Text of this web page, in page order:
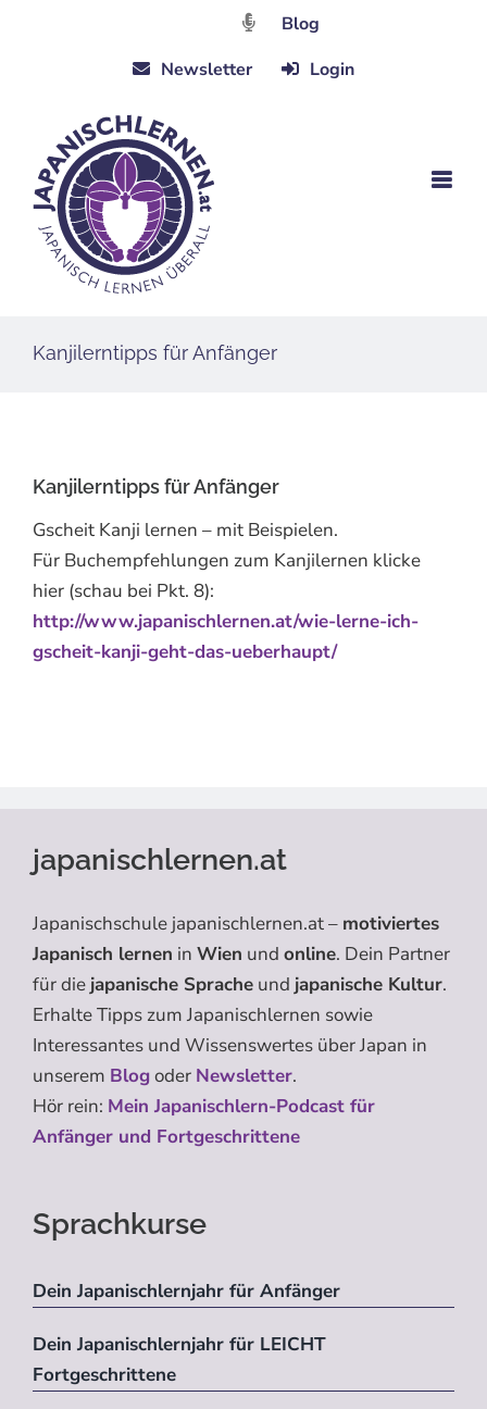
Blog
Newsletter
Login
Kanjilerntipps für Anfänger
Kanjilerntipps für Anfänger
Gscheit Kanji lernen – mit Beispielen.
Für Buchempfehlungen zum Kanjilernen klicke
hier (schau bei Pkt. 8):
http://www.japanischlernen.at/wie-lerne-ich-
gscheit-kanji-geht-das-ueberhaupt/
japanischlernen.at
Japanischschule japanischlernen.at – motiviertes
Japanisch lernen in Wien und online. Dein Partner
für die japanische Sprache und japanische Kultur.
Erhalte Tipps zum Japanischlernen sowie
Interessantes und Wissenswertes über Japan in
unserem Blogoder Newsletter.
Hör rein: Mein Japanischlern-Podcast für
Anfänger und Fortgeschrittene
Sprachkurse
Dein Japanischlernjahr für Anfänger
Dein Japanischlernjahr für LEICHT
Fortgeschrittene